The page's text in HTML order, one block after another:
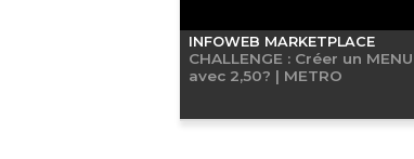
INFOWEB MARKETPLACE
CHALLENGE : Créer un
avec 2,50? | METRO